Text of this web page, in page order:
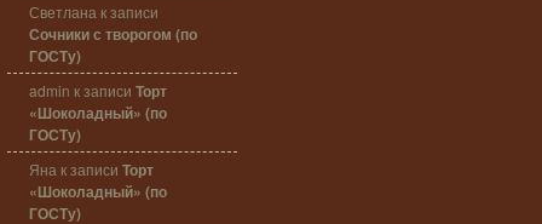
Светлана к записи
Сочники с творогом (по
ГОСТу)
admin к записи Торт
«Шоколадный» (по
ГОСТу)
Яна к записи Торт
«Шоколадный» (по
ГОСТу)